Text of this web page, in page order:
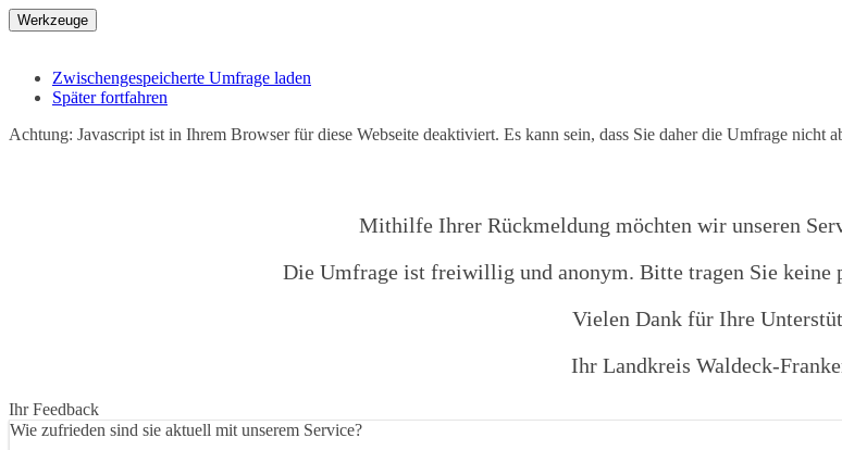
Werkzeuge
Zwischengespeicherte Umfrage laden
Später fortfahren
Achtung: Javascript ist in Ihrem Browser für diese Webseite deaktiviert. Es kann sein, dass Sie daher die Umfrage
Mithilfe Ihrer Rückmeldung möchten wir unseren
Die Umfrage ist freiwillig und anonym. Bitte tragen Sie keine
Vielen Dank für Ihre
Ihr Landkreis Waldeck-
Ihr Feedback
Wie zufrieden sind sie aktuell mit unserem Service?